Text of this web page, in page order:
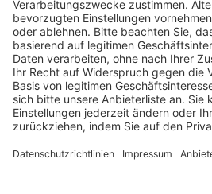
Schulungsangebot Vereinsmitarbeiter
BFV-Geschäftsstellen
Trainerbörse
Login SpielPlus
FOLGE DEM BFV